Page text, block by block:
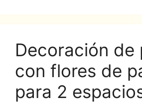
Decoración de
con flores de
para 2